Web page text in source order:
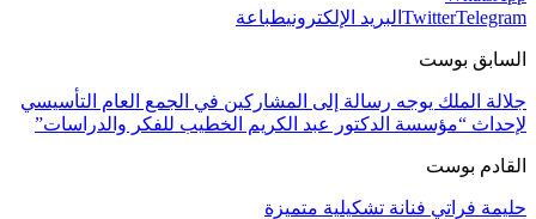
TwitterTelegram البريد الإلكترونيطباعة
السابق بوست
جلالة الملك يوجه رسالة إلى المشاركين في الجمع العام التأسيسي
لإحداث “مؤسسة الدكتور عبد الكريم الخطيب للفكر والدراسات”
القادم بوست
حليمة فراتي فنانة تشكيلية متميزة